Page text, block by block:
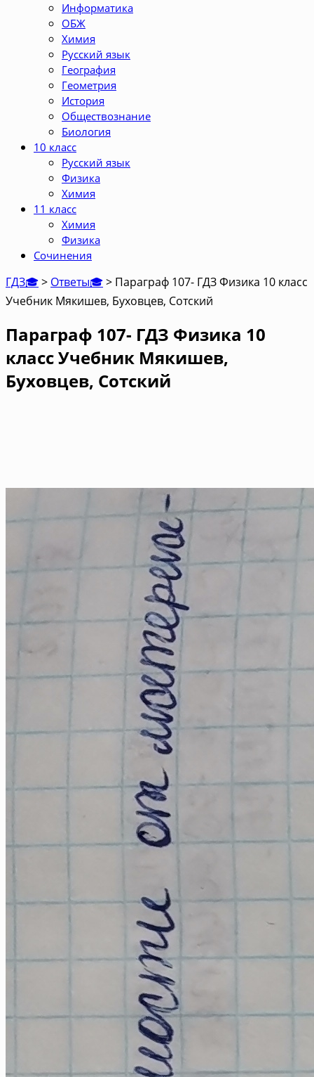
Информатика
ОБЖ
Химия
Русский язык
География
Геометрия
История
Обществознание
Биология
10 класс
Русский язык
Физика
Химия
11 класс
Химия
Физика
Сочинения
ГДЗ🎓> Ответы🎓> Параграф 107- ГДЗ Физика 10 класс
Учебник Мякишев, Буховцев, Сотский
Параграф 107- ГДЗ Физика 10
класс Учебник Мякишев,
Буховцев, Сотский